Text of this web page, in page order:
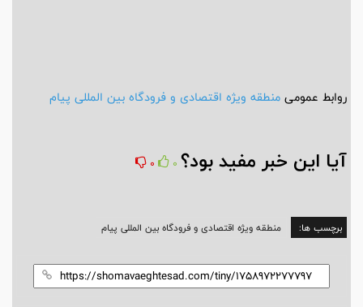
روابط عمومی منطقه ویژه اقتصادی و فرودگاه بین المللی پیام
آیا این خبر مفید بود؟ 0
0
برچسب ها: منطقه ویژه اقتصادی و فرودگاه بین المللی پیام